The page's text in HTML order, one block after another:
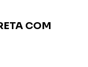
COM